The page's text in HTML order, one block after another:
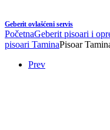
Geberit ovlašćeni servis
PočetnaGeberit pisoari i
pisoari TaminaPisoar
Prev